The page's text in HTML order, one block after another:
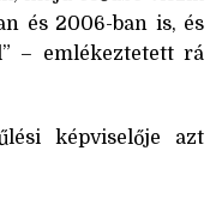
és 2006-ban is, és
– emlékeztetett rá
képviselője azt